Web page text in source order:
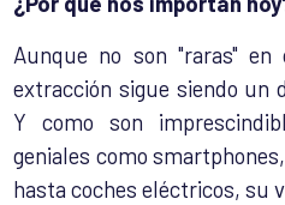
Aunque no son "raras"
extracción sigue siendo un
Y como son
geniales como
hasta coches eléctricos, su